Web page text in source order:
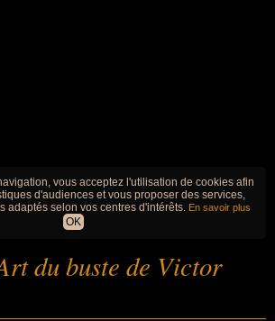
vous acceptez l'utilisation de cookies afin
d'audiences et vous proposer des services,
adaptés selon vos centres d'intérêts. En savoir plus
OK
du buste de Victor